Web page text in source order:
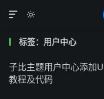


标签：用户中心
子比主题用户中心添加
教程及代码